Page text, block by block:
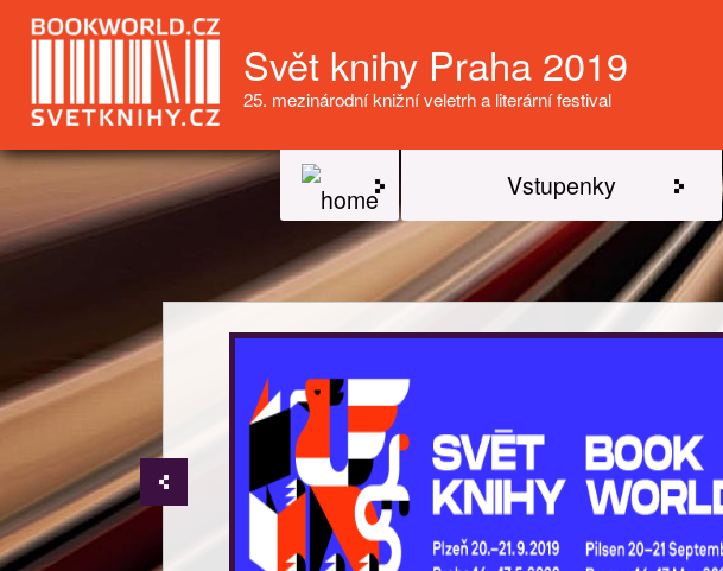
Svět knihy Praha 2019
25. mezinárodní knižní veletrh a literární festival
Vstupenky